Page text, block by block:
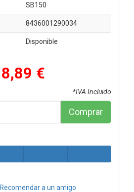
SB150
8436001290034
Disponible
8,89 €
*IVA Incluido
Comprar
Recomendar a un amigo